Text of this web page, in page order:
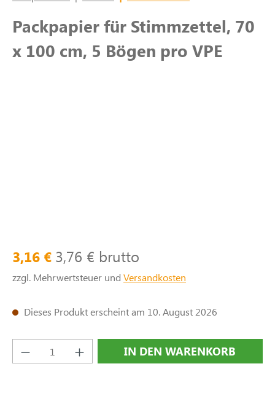
Packpapier für Stimmzettel, 70
x 100 cm, 5 Bögen pro VPE
3,16 € 3,76 € brutto
zzgl. Mehrwertsteuer und Versandkosten
Dieses Produkt erscheint am 10. August 2026
Produkt Anzahl: Gib den gewünschten
IN DEN WARENKORB